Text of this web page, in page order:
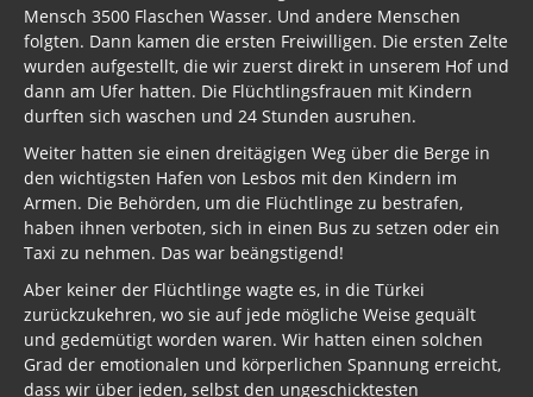
Mensch 3500 Flaschen Wasser. Und andere Menschen
folgten. Dann kamen die ersten Freiwilligen. Die ersten Zelte
wurden aufgestellt, die wir zuerst direkt in unserem Hof und
dann am Ufer hatten. Die Flüchtlingsfrauen mit Kindern
durften sich waschen und 24 Stunden ausruhen.
Weiter hatten sie einen dreitägigen Weg über die Berge in
den wichtigsten Hafen von Lesbos mit den Kindern im
Armen. Die Behörden, um die Flüchtlinge zu bestrafen,
haben ihnen verboten, sich in einen Bus zu setzen oder ein
Taxi zu nehmen. Das war beängstigend!
Aber keiner der Flüchtlinge wagte es, in die Türkei
zurückzukehren, wo sie auf jede mögliche Weise gequält
und gedemütigt worden waren. Wir hatten einen solchen
Grad der emotionalen und körperlichen Spannung erreicht,
dass wir über jeden, selbst den ungeschicktesten